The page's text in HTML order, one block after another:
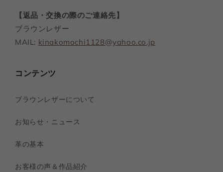
【返品・交換の際のご連絡先】
ブラウンレザー
MAIL: kinakomochi1128@yahoo.co.jp
コンテンツ
ブラウンレザーについて
お知らせ・ニュース
革の基本
お客様の声＆作品紹介